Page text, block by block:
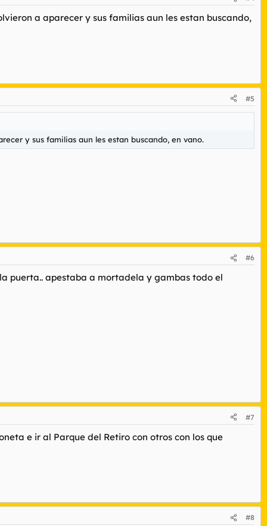
a aparecer y sus familias aun les estan buscando,
#5
y sus familias aun les estan buscando, en vano.
#6
puerta.. apestaba a mortadela y gambas todo el
#7
e ir al Parque del Retiro con otros con los que
#8